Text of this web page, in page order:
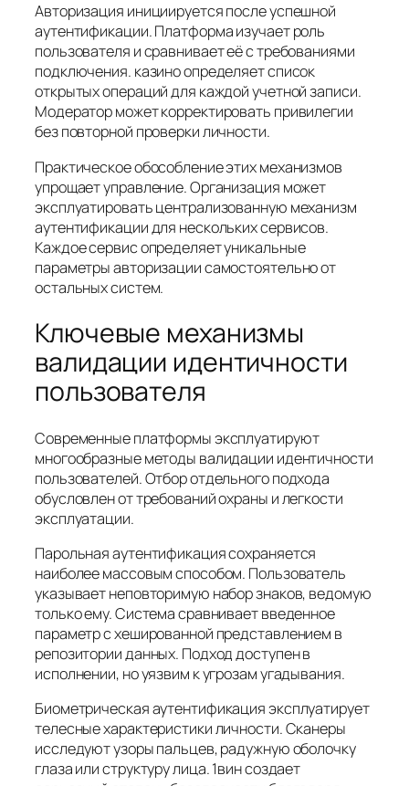
Авторизация инициируется после успешной
аутентификации. Платформа изучает роль
пользователя и сравнивает её с требованиями
подключения. казино определяет список
открытых операций для каждой учетной записи.
Модератор может корректировать привилегии
без повторной проверки личности.
Практическое обособление этих механизмов
упрощает управление. Организация может
эксплуатировать централизованную механизм
аутентификации для нескольких сервисов.
Каждое сервис определяет уникальные
параметры авторизации самостоятельно от
остальных систем.
Ключевые механизмы
валидации идентичности
пользователя
Современные платформы эксплуатируют
многообразные методы валидации идентичности
пользователей. Отбор отдельного подхода
обусловлен от требований охраны и легкости
эксплуатации.
Парольная аутентификация сохраняется
наиболее массовым способом. Пользователь
указывает неповторимую набор знаков, ведомую
только ему. Система сравнивает введенное
параметр с хешированной представлением в
репозитории данных. Подход доступен в
исполнении, но уязвим к угрозам угадывания.
Биометрическая аутентификация эксплуатирует
телесные характеристики личности. Сканеры
исследуют узоры пальцев, радужную оболочку
глаза или структуру лица. 1вин создает